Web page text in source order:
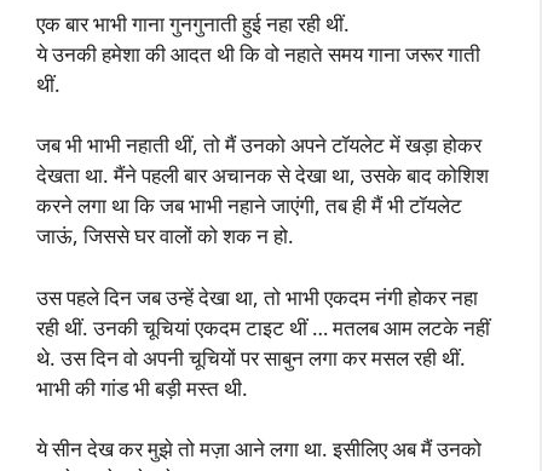
एक बार भाभी गाना गुनगुनाती हुई नहा रही थीं.
ये उनकी हमेशा की आदत थी कि वो नहाते समय गाना जरूर गाती
थीं.
जब भी भाभी नहाती थीं, तो मैं उनको अपने टॉयलेट में खड़ा होकर
देखता था. मैंने पहली बार अचानक से देखा था, उसके बाद कोशिश
करने लगा था कि जब भाभी नहाने जाएंगी, तब ही मैं भी टॉयलेट
जाऊं, जिससे घर वालों को शक न हो.
उस पहले दिन जब उन्हें देखा था, तो भाभी एकदम नंगी होकर नहा
रही थीं. उनकी चूचियां एकदम टाइट थीं … मतलब आम लटके नहीं
थे. उस दिन वो अपनी चूचियों पर साबुन लगा कर मसल रही थीं.
भाभी की गांड भी बड़ी मस्त थी.
ये सीन देख कर मुझे तो मज़ा आने लगा था. इसीलिए अब मैं उनको